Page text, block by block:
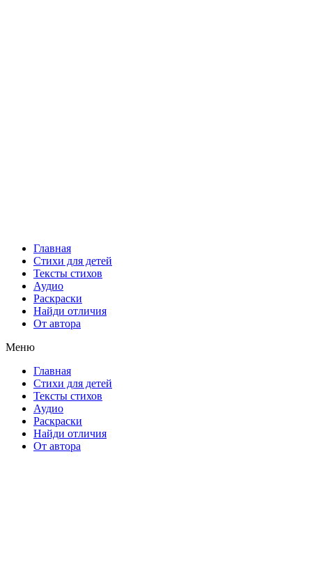
Главная
Стихи для детей
Тексты стихов
Аудио
Раскраски
Найди отличия
От автора
Меню
Главная
Стихи для детей
Тексты стихов
Аудио
Раскраски
Найди отличия
От автора